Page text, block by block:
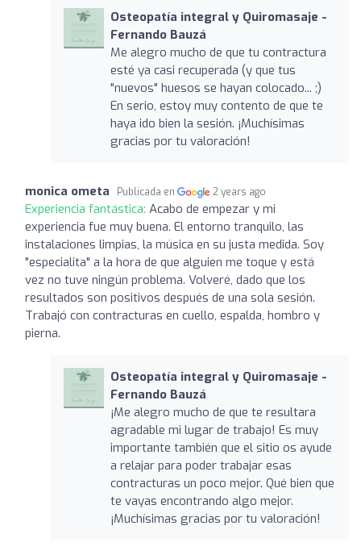
Osteopatía integral y Quiromasaje -
Fernando Bauzá
Me alegro mucho de que tu contractura
esté ya casi recuperada (y que tus
"nuevos" huesos se hayan colocado... ;)
En serio, estoy muy contento de que te
haya ido bien la sesión. ¡Muchísimas
gracias por tu valoración!
monica ometa Publicada en 2 years ago
Experiencia fantástica: Acabo de empezar y mi
experiencia fue muy buena. El entorno tranquilo, las
instalaciones limpias, la música en su justa medida. Soy
"especialita" a la hora de que alguien me toque y está
vez no tuve ningún problema. Volveré, dado que los
resultados son positivos después de una sola sesión.
Trabajó con contracturas en cuello, espalda, hombro y
pierna.
Osteopatía integral y Quiromasaje -
Fernando Bauzá
¡Me alegro mucho de que te resultara
agradable mi lugar de trabajo! Es muy
importante también que el sitio os ayude
a relajar para poder trabajar esas
contracturas un poco mejor. Qué bien que
te vayas encontrando algo mejor.
¡Muchísimas gracias por tu valoración!